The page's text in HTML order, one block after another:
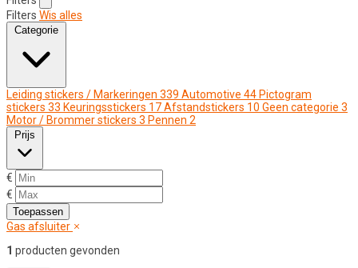
Filters Wis alles
Categorie
Leiding stickers / Markeringen 339 Automotive 44 Pictogram
stickers 33 Keuringsstickers 17Afstandstickers 10 Geen categorie 3
Motor / Brommer stickers 3 Pennen 2
Prijs
€
€
Toepassen
Gas afsluiter
1 producten gevonden